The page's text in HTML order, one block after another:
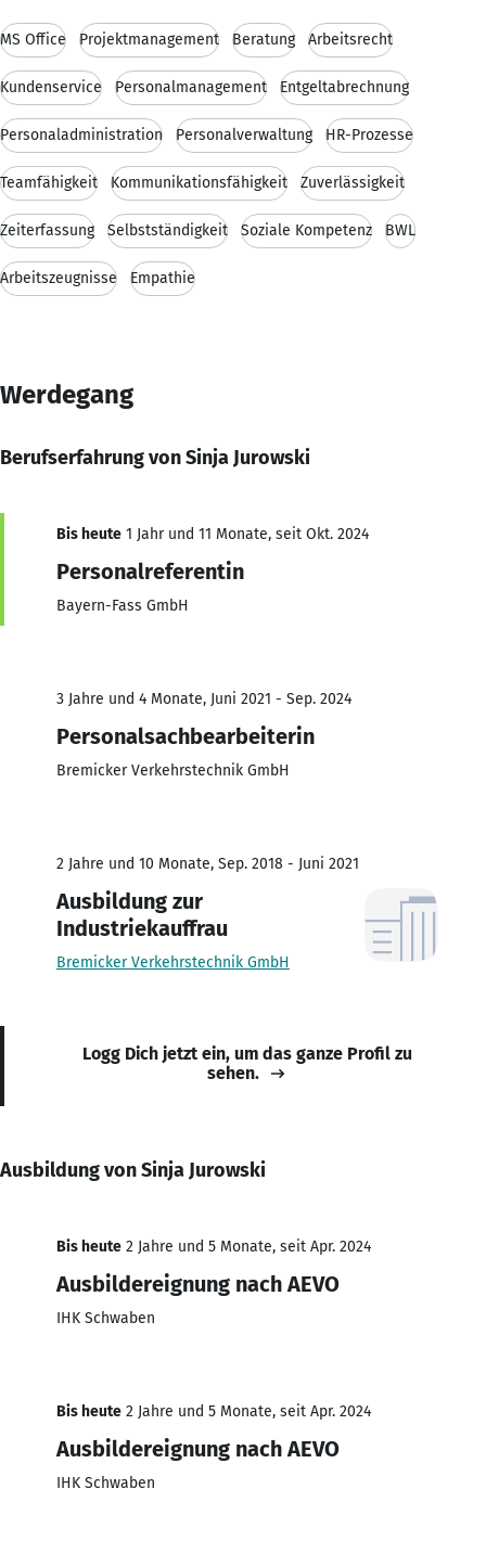
MS Office Projektmanagement Beratung Arbeitsrecht
Kundenservice Personalmanagement Entgeltabrechnung
Personaladministration Personalverwaltung HR-Prozesse
Teamfähigkeit Kommunikationsfähigkeit Zuverlässigkeit
Zeiterfassung Selbstständigkeit Soziale Kompetenz BWL
Arbeitszeugnisse Empathie
Werdegang
Berufserfahrung von Sinja Jurowski
Bis heute 1 Jahr und 11 Monate, seit Okt. 2024
Personalreferentin
Bayern-Fass GmbH
3 Jahre und 4 Monate, Juni 2021 - Sep. 2024
Personalsachbearbeiterin
Bremicker Verkehrstechnik GmbH
2 Jahre und 10 Monate, Sep. 2018 - Juni 2021
Ausbildung zur
Industriekauffrau
Bremicker Verkehrstechnik GmbH
Logg Dich jetzt ein, um das ganze Profil zu
sehen.
Ausbildung von Sinja Jurowski
Bis heute 2 Jahre und 5 Monate, seit Apr. 2024
Ausbildereignung nach AEVO
IHK Schwaben
Bis heute 2 Jahre und 5 Monate, seit Apr. 2024
Ausbildereignung nach AEVO
IHK Schwaben